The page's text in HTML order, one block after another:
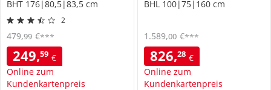
BHT 176|80,5|83,5 cm
2
249,59 €
Online zum
Kundenkartenpreis
479,99 €***
BHL 100|75|160 cm
826,28 €
Online zum
Kundenkartenpreis
1.589,00 €***